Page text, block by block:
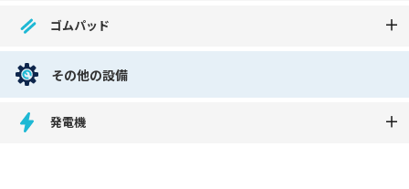
ゴムパッド
その他の設備
発電機